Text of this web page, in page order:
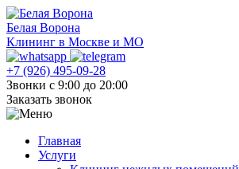
Белая Ворона
Клининг в Москве и МО
+7 (926) 495-09-28
Звонки с 9:00 до 20:00
Заказать звонок
Главная
Услуги